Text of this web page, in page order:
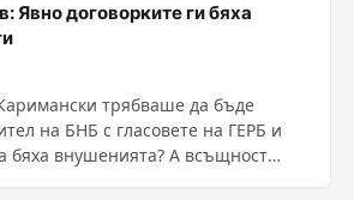
Явно договорките ги бяха
трябваше да бъде
на БНБ с гласовете на ГЕРБ и
бяха внушенията? А всъщност